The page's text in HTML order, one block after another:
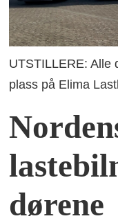
UTSTILLERE: Alle
plass på Elima
dørene